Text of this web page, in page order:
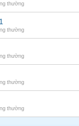
thường
thường
thường
thường
thường